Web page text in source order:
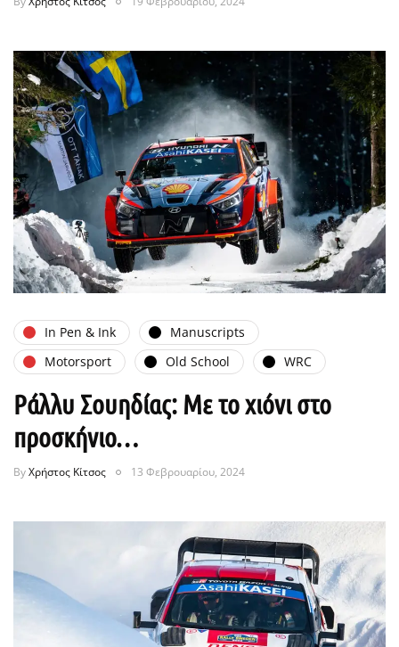
In Pen & Ink
Manuscripts
Motorsport
Old School WRC
Ράλλυ Σουηδίας: Με το χιόνι στο
προσκήνιο…
ByΧρήστος Κίτσος 13 Φεβρουαρίου, 2024